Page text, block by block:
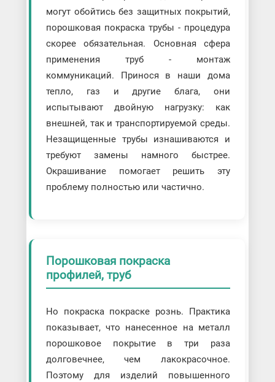
могут обойтись без защитных покрытий,
порошковая покраска трубы - процедура
скорее обязательная. Основная сфера
применения труб - монтаж
коммуникаций. Принося в наши дома
тепло, газ и другие блага, они
испытывают двойную нагрузку: как
внешней, так и транспортируемой среды.
Незащищенные трубы изнашиваются и
требуют замены намного быстрее.
Окрашивание помогает решить эту
проблему полностью или частично.
Порошковая покраска
профилей, труб
Но покраска покраске рознь. Практика
показывает, что нанесенное на металл
порошковое покрытие в три раза
долговечнее, чем лакокрасочное.
Поэтому для изделий повышенного